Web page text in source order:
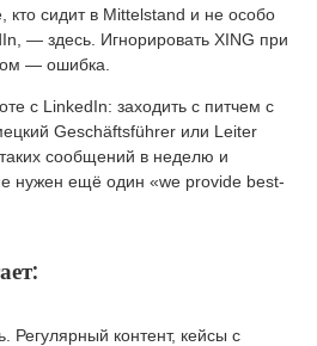
сидит в Mittelstand и не особо
— здесь. Игнорировать XING при
— ошибка.
с LinkedIn: заходить с питчем с
Geschäftsführer или Leiter
сообщений в неделю и
нужен ещё один «we provide best-
Регулярный контент, кейсы с